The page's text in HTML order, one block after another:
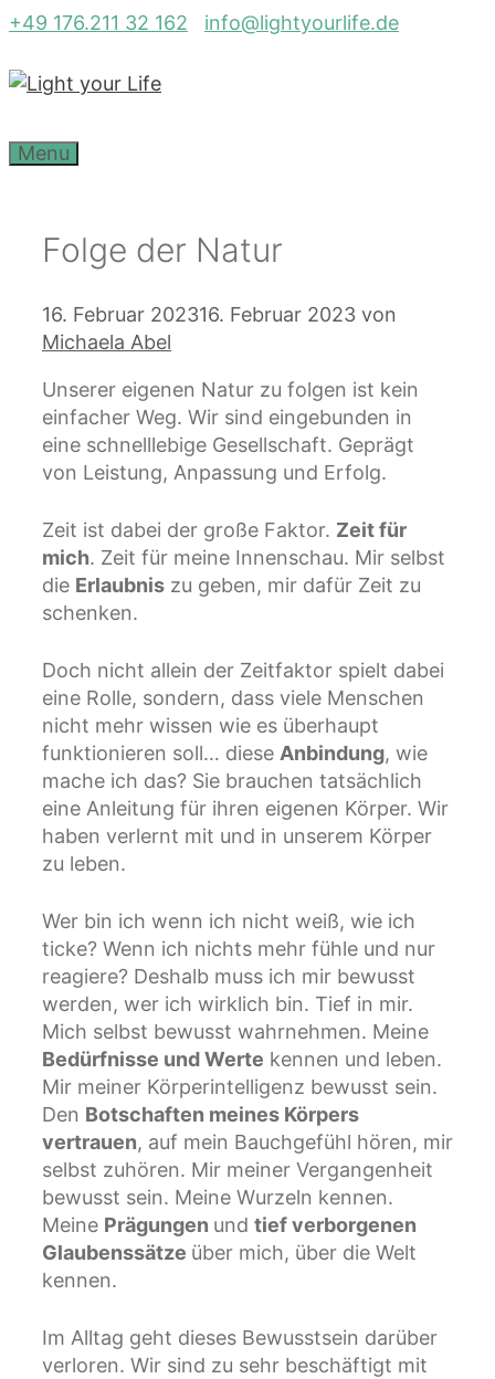
Zum
springen
+49 176.211 32 162 info@lightyourlife.de
Menu
Folge der Natur
16. Februar 202316. Februar 2023 von
Michaela Abel
Unserer eigenen Natur zu folgen ist kein
einfacher Weg. Wir sind eingebunden in
eine schnelllebige Gesellschaft. Geprägt
von Leistung, Anpassung und Erfolg.
Zeit ist dabei der große Faktor. Zeit für
mich. Zeit für meine Innenschau. Mir selbst
die Erlaubnis zu geben, mir dafür Zeit zu
schenken.
Doch nicht allein der Zeitfaktor spielt dabei
eine Rolle, sondern, dass viele Menschen
nicht mehr wissen wie es überhaupt
funktionieren soll… diese Anbindung, wie
mache ich das? Sie brauchen tatsächlich
eine Anleitung für ihren eigenen Körper. Wir
haben verlernt mit und in unserem Körper
zu leben.
Wer bin ich wenn ich nicht weiß, wie ich
ticke? Wenn ich nichts mehr fühle und nur
reagiere? Deshalb muss ich mir bewusst
werden, wer ich wirklich bin. Tief in mir.
Mich selbst bewusst wahrnehmen. Meine
Bedürfnisse und Werte kennen und leben.
Mir meiner Körperintelligenz bewusst sein.
Den Botschaften meines Körpers
vertrauen, auf mein Bauchgefühl hören, mir
selbst zuhören. Mir meiner Vergangenheit
bewusst sein. Meine Wurzeln kennen.
Meine Prägungen und tief verborgenen
Glaubenssätze über mich, über die Welt
kennen.
Im Alltag geht dieses Bewusstsein darüber
verloren. Wir sind zu sehr beschäftigt mit